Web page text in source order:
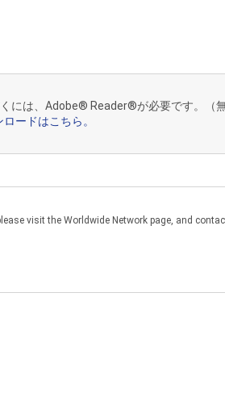
明書のダウンロードに関連して生じるお
には、Adobe® Reader®が必要です。（無
ードはこちら。
visit the Worldwide Network page, and